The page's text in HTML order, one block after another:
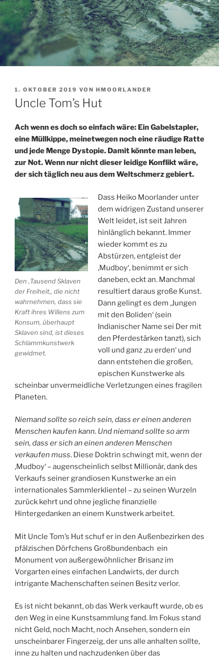
VERÖFFENTLICHT
AM
1. OKTOBER 2019 VON HMOORLANDER
Uncle Tom’s Hut
Ach wenn es doch so einfach wäre: Ein Gabelstapler,
eine Müllkippe, meinetwegen noch eine räudige Ratte
und jede Menge Dystopie. Damit könnte man leben,
zur Not. Wenn nur nicht dieser leidige Konflikt wäre,
der sich täglich neu aus dem Weltschmerz gebiert.
Den ‚Tausend Sklaven
der Freiheit‚, die nicht
wahrnehmen, dass sie
Kraft ihres Willens zum
Konsum, überhaupt
Sklaven sind, ist dieses
Schlammkunstwerk
gewidmet.
Dass Heiko Moorlander unter
dem widrigen Zustand unserer
Welt leidet, ist seit Jahren
hinlänglich bekannt. Immer
wieder kommt es zu
Abstürzen, entgleist der
‚Mudboy‘, benimmt er sich
daneben, eckt an. Manchmal
resultiert daraus große Kunst.
Dann gelingt es dem ‚Jungen
mit den Boliden‘ (sein
Indianischer Name sei Der mit
den Pferdestärken tanzt), sich
voll und ganz ‚zu erden‘ und
dann entstehen die großen,
epischen Kunstwerke als
scheinbar unvermeidliche Verletzungen eines fragilen
Planeten.
Niemand sollte so reich sein, dass er einen anderen
Menschen kaufen kann. Und niemand sollte so arm
sein, dass er sich an einen anderen Menschen
verkaufen muss. Diese Doktrin schwingt mit, wenn der
‚Mudboy‘ – augenscheinlich selbst Millionär, dank des
Verkaufs seiner grandiosen Kunstwerke an ein
internationales Sammlerklientel – zu seinen Wurzeln
zurück kehrt und ohne jegliche finanzielle
Hintergedanken an einem Kunstwerk arbeitet.
Mit Uncle Tom’s Hut schuf er in den Außenbezirken des
pfälzischen Dörfchens Großbundenbach ein
Monument von außergewöhnlicher Brisanz im
Vorgarten eines einfachen Landwirts, der durch
intrigante Machenschaften seinen Besitz verlor.
Es ist nicht bekannt, ob das Werk verkauft wurde, ob es
den Weg in eine Kunstsammlung fand. Im Fokus stand
nicht Geld, noch Macht, noch Ansehen, sondern ein
unscheinbarer Fingerzeig, der uns alle anhalten sollte,
inne zu halten und nachzudenken über das